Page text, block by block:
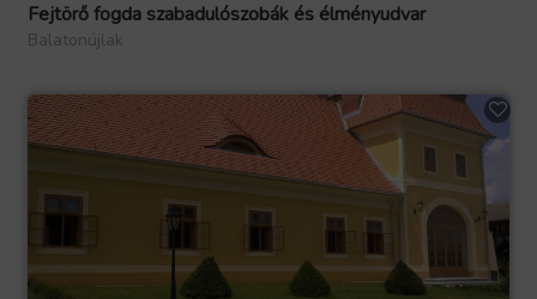
Fejtörő fogda szabadulószobák és élményudvar
Balatonújlak